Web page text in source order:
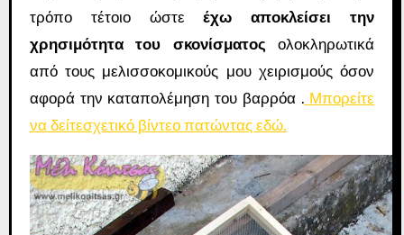
τρόπο τέτοιο ώστεέχω αποκλείσει την
χρησιμότητα του σκονίσματος ολοκληρωτικά
από τους μελισσοκομικούς μου χειρισμούς όσον
αφορά την καταπολέμηση του βαρρόα . Μπορείτε
να δείτεσχετικό βίντεο πατώντας εδώ.